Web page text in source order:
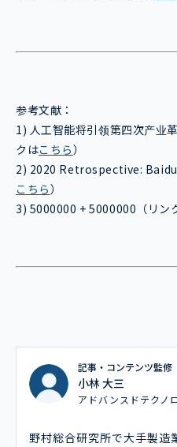
参考文献：
1) 人工智能将引领第四次产业
クはこちら）
2) 2020 Retrospective:
こちら）
3) 5000000 + 5000000（リン
記事・コンテンツ監修
小林 大三
アドバンスドテク
野村総合研究所で大手製造